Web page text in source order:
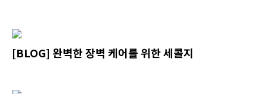
[BLOG] 완벽한 장벽 케어를 위한 세콜지